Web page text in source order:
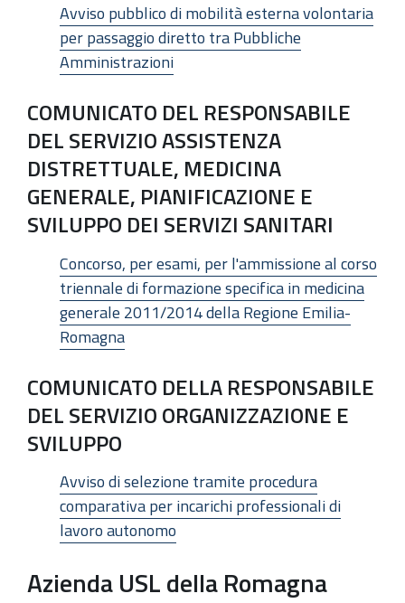
Avviso pubblico di mobilità esterna volontaria
per passaggio diretto tra Pubbliche
Amministrazioni
COMUNICATO DEL RESPONSABILE
DEL SERVIZIO ASSISTENZA
DISTRETTUALE, MEDICINA
GENERALE, PIANIFICAZIONE E
SVILUPPO DEI SERVIZI SANITARI
Concorso, per esami, per l'ammissione al corso
triennale di formazione specifica in medicina
generale 2011/2014 della Regione Emilia-
Romagna
COMUNICATO DELLA RESPONSABILE
DEL SERVIZIO ORGANIZZAZIONE E
SVILUPPO
Avviso di selezione tramite procedura
comparativa per incarichi professionali di
lavoro autonomo
Azienda USL della Romagna